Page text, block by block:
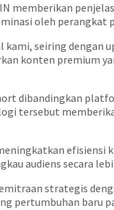
memberikan
oleh perangkat
seiring dengan
konten premium
dibandingkan
tersebut
audiens secara
strategis
pertumbuhan